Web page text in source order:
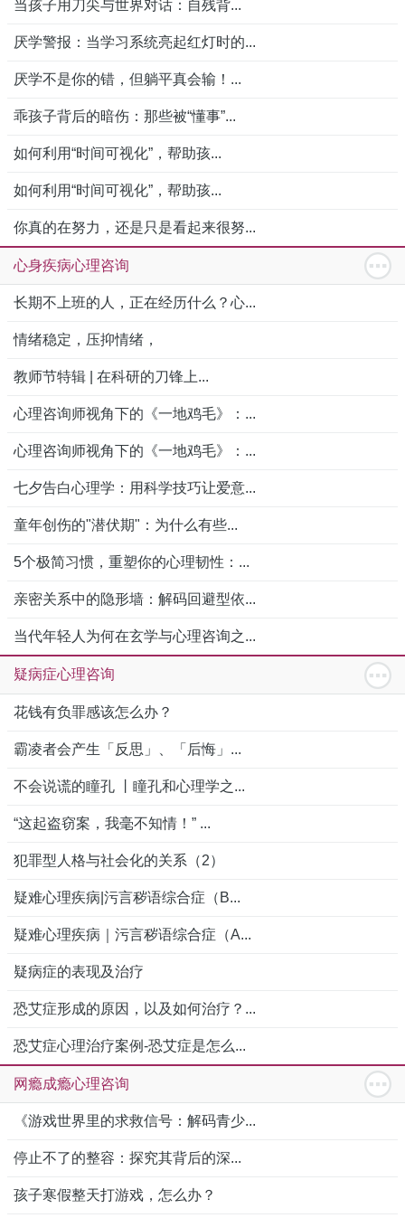
当孩子用刀尖与世界对话：自残背...
厌学警报：当学习系统亮起红灯时的...
厌学不是你的错，但躺平真会输！...
乖孩子背后的暗伤：那些被“懂事”...
如何利用“时间可视化”，帮助孩...
如何利用“时间可视化”，帮助孩...
你真的在努力，还是只是看起来很努...
心身疾病心理咨询
长期不上班的人，正在经历什么？心...
情绪稳定，压抑情绪，
教师节特辑 | 在科研的刀锋上...
心理咨询师视角下的《一地鸡毛》：...
心理咨询师视角下的《一地鸡毛》：...
七夕告白心理学：用科学技巧让爱意...
童年创伤的"潜伏期"：为什么有些...
5个极简习惯，重塑你的心理韧性：...
亲密关系中的隐形墙：解码回避型依...
当代年轻人为何在玄学与心理咨询之...
疑病症心理咨询
花钱有负罪感该怎么办？
霸凌者会产生「反思」、「后悔」...
不会说谎的瞳孔 丨瞳孔和心理学之...
“这起盗窃案，我毫不知情！” ...
犯罪型人格与社会化的关系（2）
疑难心理疾病|污言秽语综合症（B...
疑难心理疾病｜污言秽语综合症（A...
疑病症的表现及治疗
恐艾症形成的原因，以及如何治疗？...
恐艾症心理治疗案例-恐艾症是怎么...
网瘾成瘾心理咨询
《游戏世界里的求救信号：解码青少...
停止不了的整容：探究其背后的深...
孩子寒假整天打游戏，怎么办？